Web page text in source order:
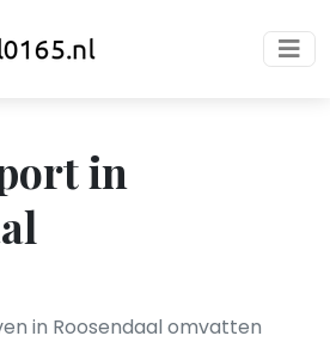
in
in Roosendaal omvatten